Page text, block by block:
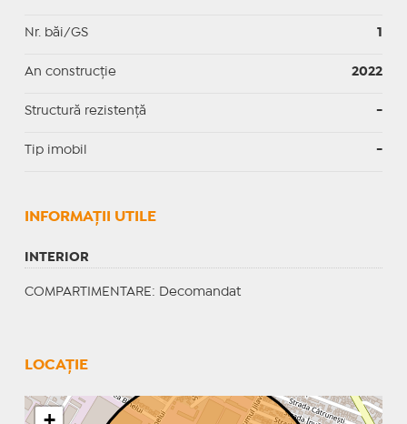
Nr. băi/GS 1
An construcție 2022
Structură rezistență -
Tip imobil -
INFORMAŢII UTILE
INTERIOR
COMPARTIMENTARE : Decomandat
LOCAȚIE